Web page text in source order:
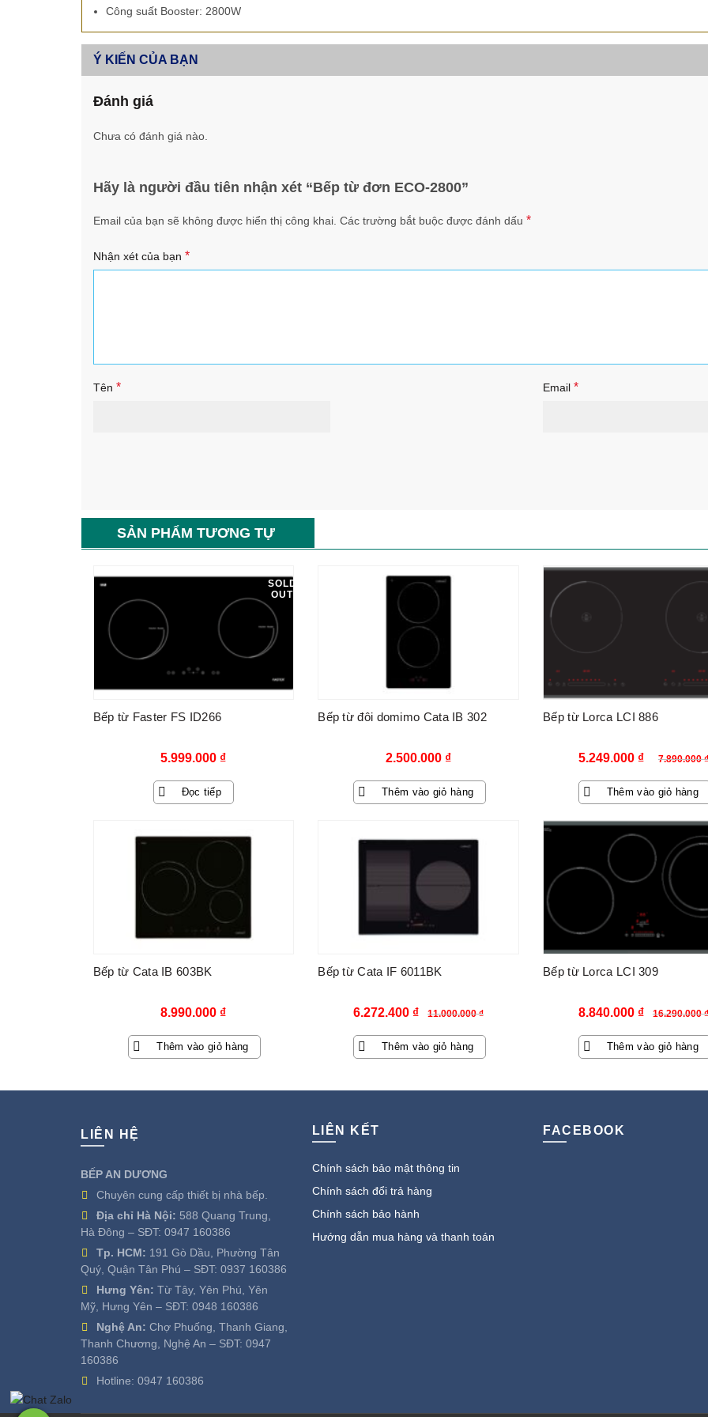
Công suất Booster: 2800W
Ý KIẾN CỦA BẠN
Đánh giá
Chưa có đánh giá nào.
Hãy là người đầu tiên nhận xét “Bếp từ đơn ECO-2800”
Email của bạn sẽ không được hiển thị công khai. Các trường bắt buộc được đánh dấu *
Nhận xét của bạn *
Tên * Email *
SẢN PHẨM TƯƠNG TỰ
SOLD
OUT
Bếp từ Faster FS ID266
5.999.000 ₫
Đọc tiếp
Bếp từ đôi domimo Cata IB 302
2.500.000 ₫
Thêm vào giỏ hàng
Bếp từ Lorca LCI 886
7.890.000₫
Giá
gốc
là:
7.890.000 ₫.
5.249.000 ₫
Giá
hiện
tại
Thêm vào giỏ hàng
Bếp từ Cata IB 603BK
8.990.000 ₫
Thêm vào giỏ hàng
Bếp từ Cata IF 6011BK
11.000.000₫
Giá
gốc
là:
11.000.000 ₫.
6.272.400 ₫
Giá
hiện
tại
là:
Thêm vào giỏ hàng
Bếp từ Lorca LCI 309
16.290.000₫
Giá
gốc
là:
16.290.000 ₫.
8.840.000 ₫
Giá
hiện
tại
là:
Thêm vào giỏ hàng
LIÊN HỆ
BẾP AN DƯƠNG
Chuyên cung cấp thiết bị nhà bếp.
Địa chỉ Hà Nội: 588 Quang Trung,
Hà Đông – SĐT: 0947 160386
Tp. HCM: 191 Gò Dầu, Phường Tân
Quý, Quận Tân Phú – SĐT: 0937 160386
Hưng Yên: Từ Tây, Yên Phú, Yên
Mỹ, Hưng Yên – SĐT: 0948 160386
Nghệ An: Chợ Phuống, Thanh Giang,
Thanh Chương, Nghệ An – SĐT: 0947
160386
Hotline: 0947 160386
LIÊN KẾT
Chính sách bảo mật thông tin
Chính sách đổi trả hàng
Chính sách bảo hành
Hướng dẫn mua hàng và thanh toán
FACEBOOK